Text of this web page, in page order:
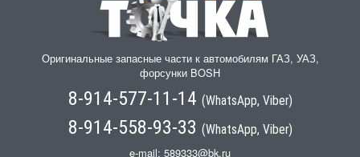
Оригинальные запасные части к автомобилям ГАЗ, УАЗ,
форсунки BOSH
8-914-577-11-14 (WhatsApp, Viber)
8-914-558-93-33 (WhatsApp, Viber)
e-mail: 589333@bk.ru